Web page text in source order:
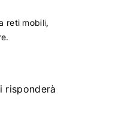
reti mobili,
risponderà